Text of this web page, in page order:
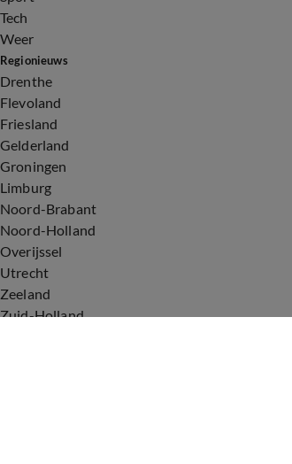
Tech
Weer
Regionieuws
Drenthe
Flevoland
Friesland
Gelderland
Groningen
Limburg
Noord-Brabant
Noord-Holland
Overijssel
Utrecht
Zeeland
Zuid-Holland